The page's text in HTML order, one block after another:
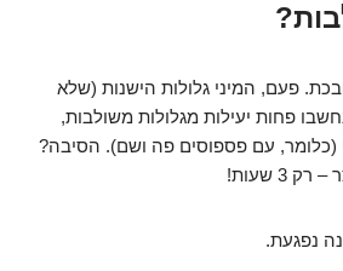
פעם, המיני גלולות הישנות (שלא
פחות יעילות מגלולות משולבות,
(כלומר, עם פספוסים פה ושם). הסיבה?
3 שעות!